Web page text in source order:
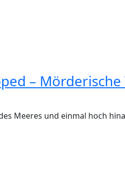
–
Meeres und einmal hoch